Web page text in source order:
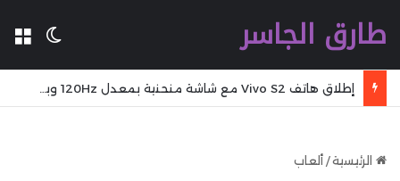
طارق الجاسر
الرئيسية/ ألعاب